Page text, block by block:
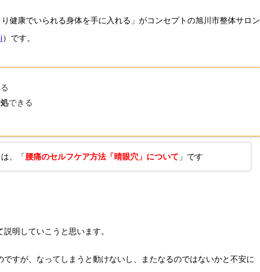
り健康でいられる身体を手に入れる」がコンセプトの旭川市整体サロン
）です。
できる
、「 腰痛のセルフケア方法「晴眼穴」について 」です
明していこうと思います。
すが、なってしまうと動けないし、またなるのではないかと不安に